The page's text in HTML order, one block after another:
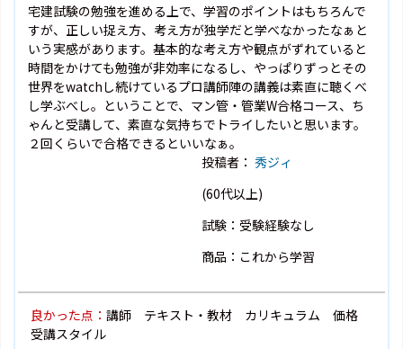
宅建試験の勉強を進める上で、学習のポイントはもちろんで
すが、正しい捉え方、考え方が独学だと学べなかったなぁと
いう実感があります。基本的な考え方や観点がずれていると
時間をかけても勉強が非効率になるし、やっぱりずっとその
世界をwatchし続けているプロ講師陣の講義は素直に聴くべ
し学ぶべし。ということで、マン管・管業W合格コース、ち
ゃんと受講して、素直な気持ちでトライしたいと思います。
２回くらいで合格できるといいなぁ。
投稿者： 秀ジィ
(60代以上)
試験：受験経験なし
商品：これから学習
良かった点： 講師 テキスト・教材 カリキュラム 価格
受講スタイル